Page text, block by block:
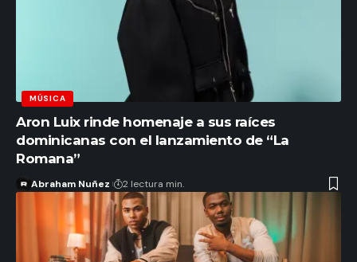
MÚSICA
Aron Luix rinde homenaje a sus raíces
dominicanas con el lanzamiento de “La
Romana”
Abraham Nuñez 2 lectura min.